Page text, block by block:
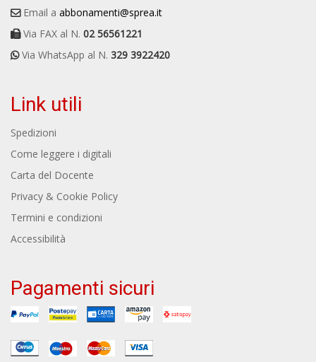
Email a abbonamenti@sprea.it
Via FAX al N. 02 56561221
Via WhatsApp al N. 329 3922420
Link utili
Spedizioni
Come leggere i digitali
Carta del Docente
Privacy & Cookie Policy
Termini e condizioni
Accessibilità
Pagamenti sicuri